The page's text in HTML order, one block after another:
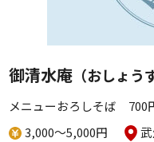
御清水庵 （おしょう
メニューおろしそば
3,000～5,000円